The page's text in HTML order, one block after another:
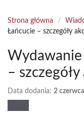
Strona główna /
Łańcucie – szczegóły
–
Data dodania: 2